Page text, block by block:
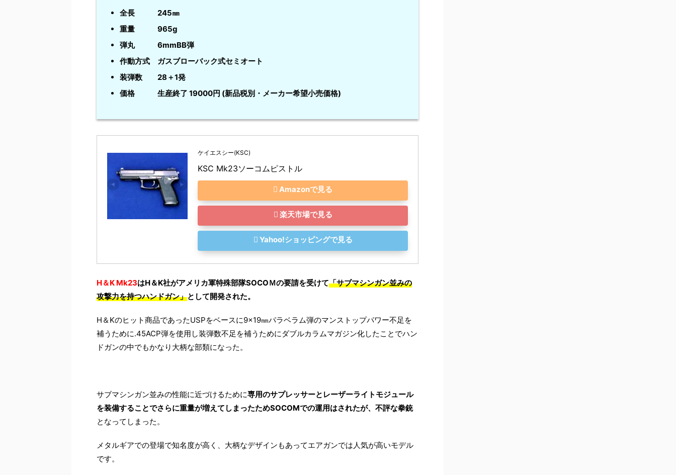
全長 245㎜
重量 965g
弾丸 6mmBB弾
作動方式 ガスブローバック式セミオート
装弾数 28＋1発
価格 生産終了 19000円 (新品税別・メーカー希望小売価格)
ケイエスシー(KSC)
KSC Mk23ソーコムピストル
Amazonで見る
楽天市場で見る
Yahoo!ショッピングで見る
H＆K Mk23はH＆K社がアメリカ軍特殊部隊SOCOＭの要請を受けて「サブマシンガン並みの
攻撃力を持つハンドガン」として開発された。
H＆Kのヒット商品であったUSPをベースに9×19㎜パラベラム弾のマンストップパワー不足を
補うために.45ACP弾を使用し装弾数不足を補うためにダブルカラムマガジン化したことでハン
ドガンの中でもかなり大柄な部類になった。
サブマシンガン並みの性能に近づけるために専用のサプレッサーとレーザーライトモジュール
を装備することでさらに重量が増えてしまったためSOCOMでの運用はされたが、不評な拳銃
となってしまった。
メタルギアでの登場で知名度が高く、大柄なデザインもあってエアガンでは人気が高いモデル
です。